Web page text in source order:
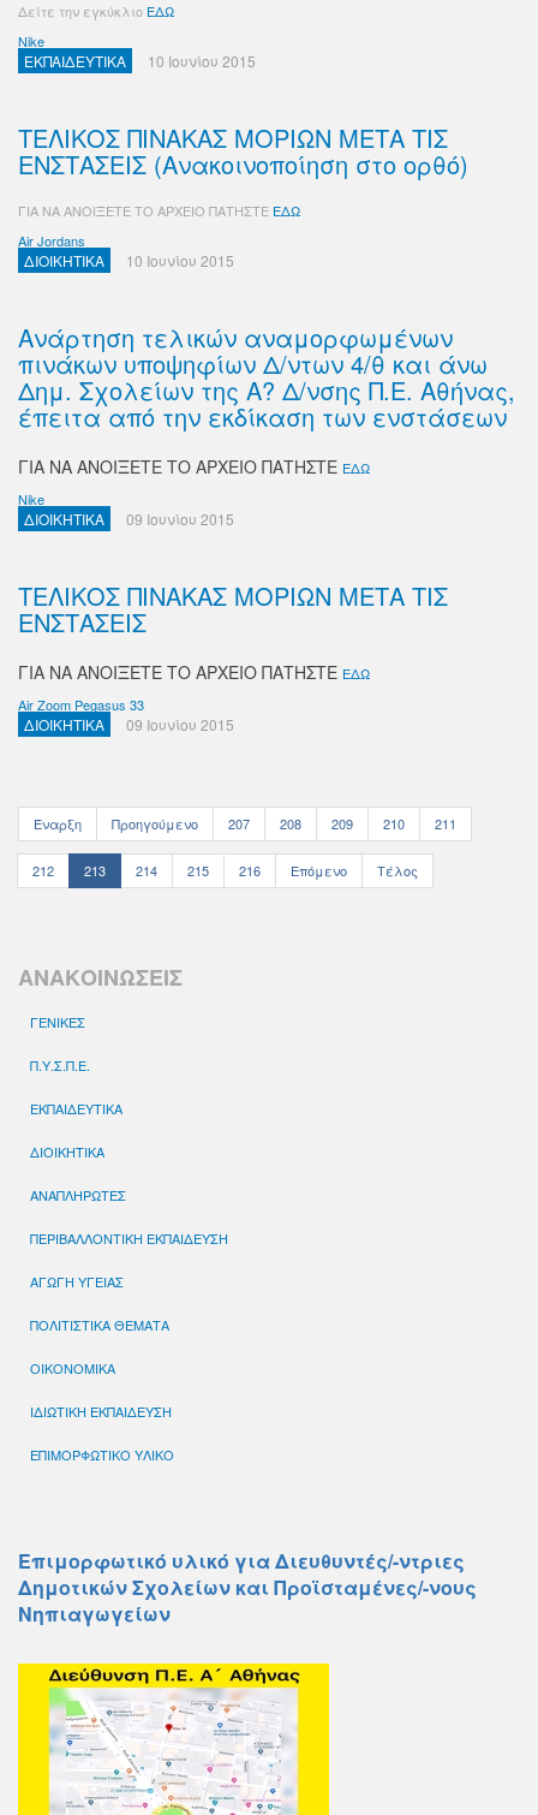
Δείτε την εγκύκλιο ΕΔΩ
Nike
ΕΚΠΑΙΔΕΥΤΙΚΑ 10 Ιουνίου 2015
ΤΕΛΙΚΟΣ ΠΙΝΑΚΑΣ ΜΟΡΙΩΝ ΜΕΤΑ ΤΙΣ
ΕΝΣΤΑΣΕΙΣ (Ανακοινοποίηση στο ορθό)
ΓΙΑ ΝΑ ΑΝΟΙΞΕΤΕ ΤΟ ΑΡΧΕΙΟ ΠΑΤΗΣΤΕ ΕΔΩ
Air Jordans
ΔΙΟΙΚΗΤΙΚΑ 10 Ιουνίου 2015
Ανάρτηση τελικών αναμορφωμένων
πινάκων υποψηφίων Δ/ντων 4/θ και άνω
Δημ. Σχολείων της Α? Δ/νσης Π.Ε. Αθήνας,
έπειτα από την εκδίκαση των ενστάσεων
ΓΙΑ ΝΑ ΑΝΟΙΞΕΤΕ ΤΟ ΑΡΧΕΙΟ ΠΑΤΗΣΤΕ ΕΔΩ
Nike
ΔΙΟΙΚΗΤΙΚΑ 09 Ιουνίου 2015
ΤΕΛΙΚΟΣ ΠΙΝΑΚΑΣ ΜΟΡΙΩΝ ΜΕΤΑ ΤΙΣ
ΕΝΣΤΑΣΕΙΣ
ΓΙΑ ΝΑ ΑΝΟΙΞΕΤΕ ΤΟ ΑΡΧΕΙΟ ΠΑΤΗΣΤΕ ΕΔΩ
Air Zoom Pegasus 33
ΔΙΟΙΚΗΤΙΚΑ 09 Ιουνίου 2015
Έναρξη Προηγούμενο 207 208 209 210 211
212 213 214 215 216 Επόμενο Τέλος
ΑΝΑΚΟΙΝΩΣΕΙΣ
ΓΕΝΙΚΕΣ
Π.Υ.Σ.Π.Ε.
ΕΚΠΑΙΔΕΥΤΙΚΑ
ΔΙΟΙΚΗΤΙΚΑ
ΑΝΑΠΛΗΡΩΤΕΣ
ΠΕΡΙΒΑΛΛΟΝΤΙΚΗ ΕΚΠΑΙΔΕΥΣΗ
ΑΓΩΓΗ ΥΓΕΙΑΣ
ΠΟΛΙΤΙΣΤΙΚΑ ΘΕΜΑΤΑ
ΟΙΚΟΝΟΜΙΚΑ
ΙΔΙΩΤΙΚΗ ΕΚΠΑΙΔΕΥΣΗ
ΕΠΙΜΟΡΦΩΤΙΚΟ ΥΛΙΚΟ
Επιμορφωτικό υλικό για Διευθυντές/-ντριες
Δημοτικών Σχολείων και Προϊσταμένες/-νους
Νηπιαγωγείων